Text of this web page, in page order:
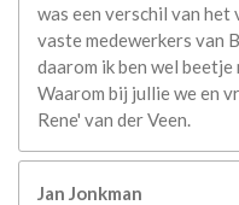
was een verschil van
vaste medewerkers van
daarom ik ben wel
Waarom bij jullie we en
Rene' van der Veen.
Jan Jonkman